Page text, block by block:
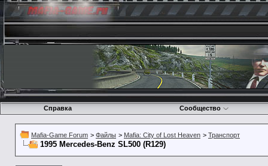
Справка Сообщество
Mafia-Game Forum > Файлы > Mafia: City of Lost Heaven > Транспорт
1995 Mercedes-Benz SL500 (R129)